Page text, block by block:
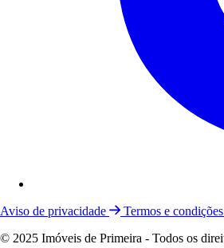
Aviso de privacidade
Termos e
© 2025 Imóveis de Primeira - Todos os